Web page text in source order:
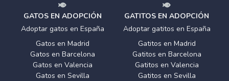
GATOS EN ADOPCIÓN
Adoptar gatos en España
Gatos en Madrid
Gatos en Barcelona
Gatos en Valencia
Gatos en Sevilla
GATITOS EN ADOPCIÓN
Adoptar gatitos en España
Gatitos en Madrid
Gatitos en Barcelona
Gatitos en Valencia
Gatitos en Sevilla